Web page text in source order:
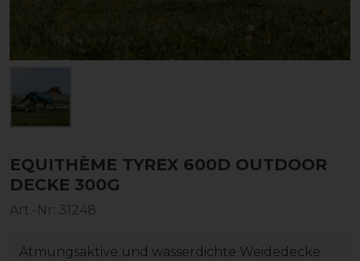
EQUITHÈME TYREX 600D OUTDOOR
DECKE 300G
Art.-Nr: 31248
Atmungsaktive und wasserdichte Weidedecke